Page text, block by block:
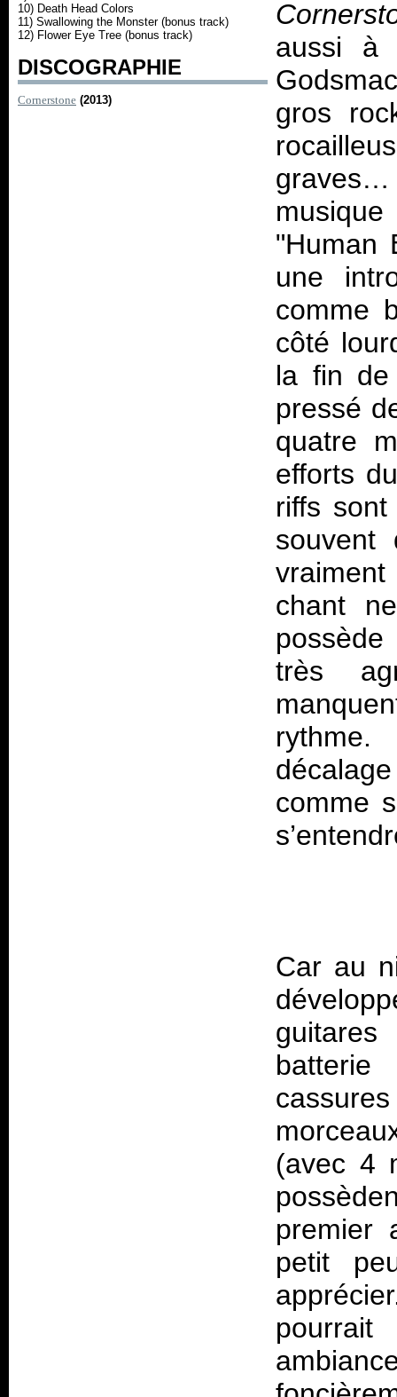
10) Death Head Colors
11) Swallowing the Monster (bonus track)
12) Flower Eye Tree (bonus track)
DISCOGRAPHIE
Cornerstone (2013)
aussi à
gros
"Human
une
comme
côté
la fin de
pressé
quatre
efforts
riffs
souvent
chant
très
rythme.
comme
Car au
(avec 4
premier
petit